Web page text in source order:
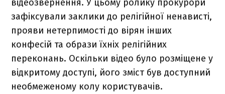
відеозвернення. У цьому ролику прокурори
зафіксували заклики до релігійної ненависті,
прояви нетерпимості до вірян інших
конфесій та образи їхніх релігійних
переконань. Оскільки відео було розміщене у
відкритому доступі, його зміст був доступний
необмеженому колу користувачів.